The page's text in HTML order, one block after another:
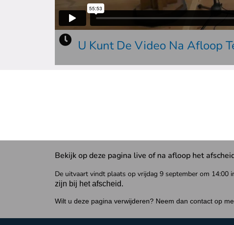
U Kunt De Video Na Afloop
Bekijk op deze pagina live of na afloop het
De uitvaart vindt plaats op vrijdag 9 september om 14:00
zijn bij het afscheid.
Wilt u deze pagina verwijderen? Neem dan contact op